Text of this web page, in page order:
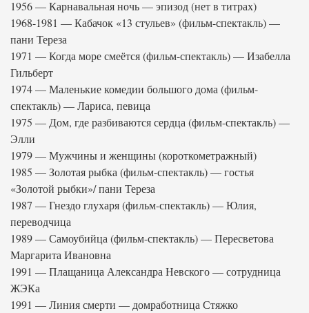
1956 — Карнавальная ночь — эпизод (нет в титрах)
1968-1981 — Кабачок «13 стульев» (фильм-спектакль) —
пани Тереза
1971 — Когда море смеётся (фильм-спектакль) — Изабелла
Гильберт
1974 — Маленькие комедии большого дома (фильм-
спектакль) — Лариса, певица
1975 — Дом, где разбиваются сердца (фильм-спектакль) —
Элли
1979 — Мужчины и женщины (короткометражный)
1985 — Золотая рыбка (фильм-спектакль) — гостья
«Золотой рыбки»/ пани Тереза
1987 — Гнездо глухаря (фильм-спектакль) — Юлия,
переводчица
1989 — Самоубийца (фильм-спектакль) — Пересветова
Маргарита Ивановна
1991 — Плащаница Александра Невского — сотрудница
ЖЭКа
1991 — Линия смерти — домработница Стяжко